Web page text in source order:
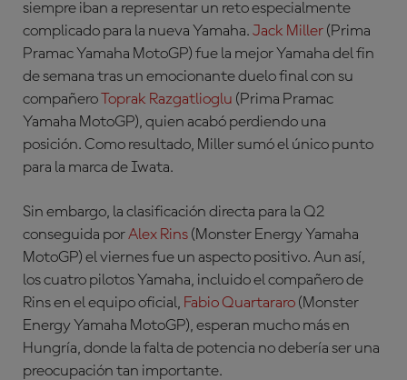
siempre iban a representar un reto especialmente
complicado para la nueva Yamaha. Jack Miller (Prima
Pramac Yamaha MotoGP) fue la mejor Yamaha del fin
de semana tras un emocionante duelo final con su
compañeroToprak Razgatlioglu (Prima Pramac
Yamaha MotoGP) , quien acabó perdiendo una
posición. Como resultado, Miller sumó el único punto
para la marca de Iwata.
Sin embargo, la clasificación directa para la Q2
conseguida por Alex Rins (Monster Energy Yamaha
MotoGP) el viernes fue un aspecto positivo. Aun así,
los cuatro pilotos Yamaha, incluido el compañero de
Rins en el equipo oficial,
Fabio Quartararo (Monster
Energy Yamaha MotoGP) , esperan mucho más en
Hungría, donde la falta de potencia no debería ser una
preocupación tan importante.